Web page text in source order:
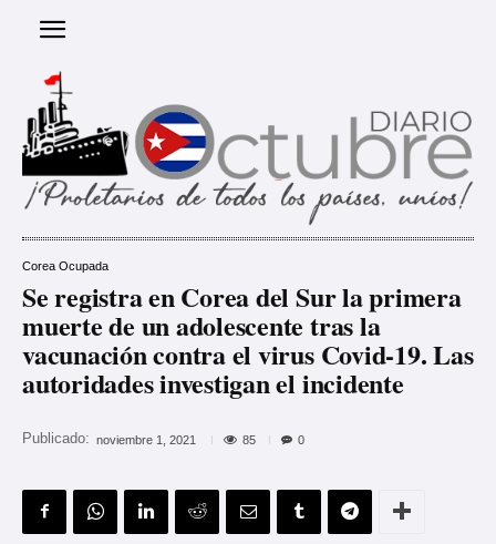
Corea Ocupada
Se registra en Corea del Sur la primera
muerte de un adolescente tras la
vacunación contra el virus Covid-19. Las
autoridades investigan el incidente
Publicado: noviembre 1, 2021 85 0